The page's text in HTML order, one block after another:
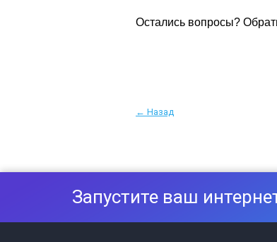
Остались вопросы?
← Назад
Запустите ваш